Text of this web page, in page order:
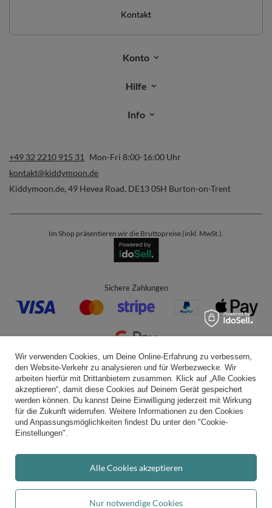
Kontakt
Konto
Hilfe
Info
+49 32 2210 915 31
Mon-Fri 8:00-16:00 Uhr
kontakt@kiddymoon.de
Kiddymoon.de, 49 Hevea Road, DE13 0SH Burton-on-Trent
Im Shop präsentieren wir die Bruttopreise (inkl. MwSt.).
Sichere Zahlungen
Bequeme Lieferung
Du kannst uns vertrauen
Folge uns:
Wir verwenden Cookies, um Deine Online-Erfahrung zu verbessern,
den Website-Verkehr zu analysieren und für Werbezwecke. Wir
arbeiten hierfür mit Drittanbietern zusammen. Klick auf „Alle Cookies
akzeptieren“, damit diese Cookies auf Deinem Gerät gespeichert
werden können. Du kannst Deine Einwilligung jederzeit mit Wirkung
für die Zukunft widerrufen. Weitere Informationen zu den Cookies
und Anpassungsmöglichkeiten findest Du unter den "Cookie-
Einstellungen".
Nur notwendige Cookies
Alle Cookies akzeptieren